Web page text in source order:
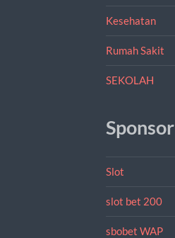
Kesehatan
Rumah Sakit
SEKOLAH
Sponsor
Slot
slot bet 200
sbobet WAP